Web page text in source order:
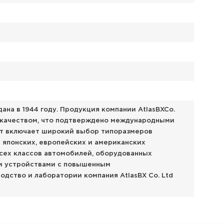
в 1944 году. Продукция компании AtlasBXCo.
что подтверждено международными
включает широкий выбор типоразмеров
европейских и американских
классов автомобилей, оборудованных
устройствами с повышенным
и лаборатории компания AtlasBX Co. Ltd